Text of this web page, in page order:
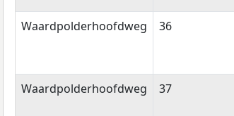
Waardpolderhoofdweg 36
Waardpolderhoofdweg 37